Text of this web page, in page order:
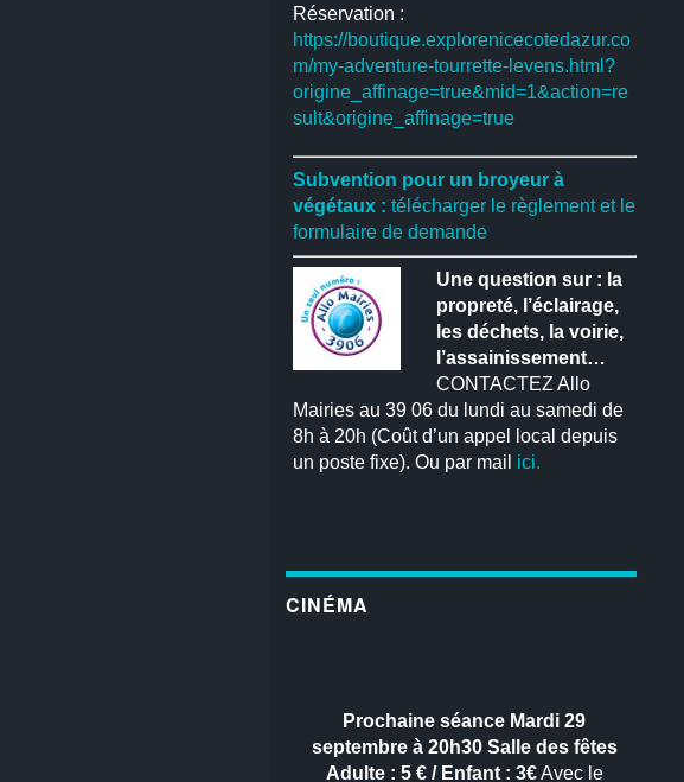
Réservation :
https://boutique.explorenicecotedazur.co
m/my-adventure-tourrette-levens.html?
origine_affinage=true&mid=1&action=re
sult&origine_affinage=true
Subvention pour un broyeur à
végétaux : télécharger le règlement et le
formulaire de demande
Une question sur : la
propreté, l’éclairage,
les déchets, la voirie,
l’assainissement…
CONTACTEZ Allo
Mairies au 39 06 du lundi au samedi de
8h à 20h (Coût d’un appel local depuis
un poste fixe). Ou par mail ici.
CINÉMA
Prochaine séance Mardi 29
septembre à 20h30 Salle des fêtes
Adulte : 5 € / Enfant : 3€Avec le